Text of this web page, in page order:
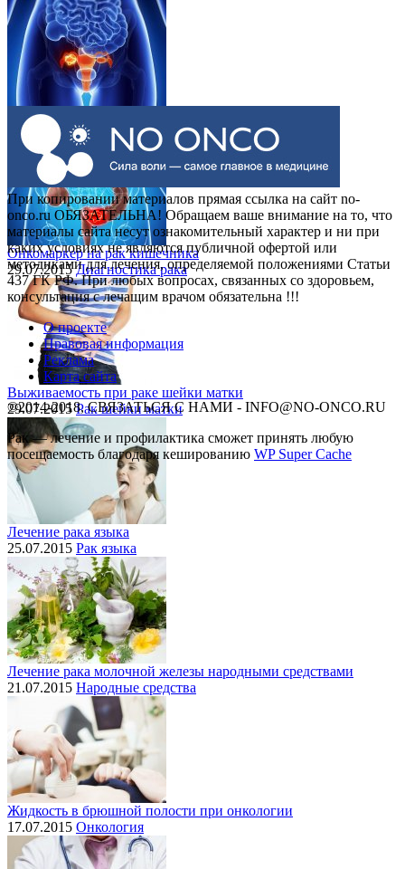
Выделения при раке шейки матки
30.07.2015 Рак шейки матки
Онкомаркер на рак кишечника
29.07.2015 Диагностика рака
Выживаемость при раке шейки матки
29.07.2015 Рак шейки матки
Лечение рака языка
25.07.2015 Рак языка
Лечение рака молочной железы народными средствами
21.07.2015 Народные средства
Жидкость в брюшной полости при онкологии
17.07.2015 Онкология
При копировании материалов прямая ссылка на сайт no-
onco.ru ОБЯЗАТЕЛЬНА! Обращаем ваше внимание на то, что
материалы сайта несут ознакомительный характер и ни при
каких условиях не являются публичной офертой или
методиками для лечения, определяемой положениями Статьи
437 ГК РФ. При любых вопросах, связанных со здоровьем,
консультация с лечащим врачом обязательна !!!
О проекте
Правовая информация
Реклама
Карта сайта
©2014-2018, СВЯЗАТЬСЯ С НАМИ - INFO@NO-ONCO.RU
Рак — лечение и профилактика cможет принять любую
посещаемость благодаря кешированию WP Super Cache